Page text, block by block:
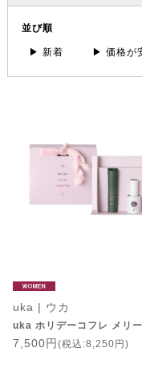
並び順
▶ 新着 ▶ 価格が
uka | ウカ
uka ホリデーコフレ メリ
7,500円 (税込:8,250円)